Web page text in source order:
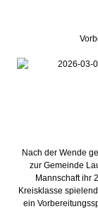
Nach der Wende
zur Gemeinde
Mannschaft ihr
Kreisklasse
ein